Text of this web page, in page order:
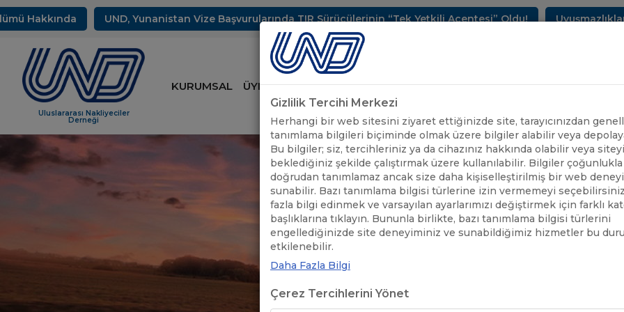
UND, Yunanistan Vize Başvurularında TIR Sürücülerinin “Tek Yetkili Acentesi” Oldu! Uyuşmazlıkların
Uluslararası Nakliyeciler
Derneği
KURUMSAL ÜYELİK HİZMETLERİMİZ SEKTÖREL BİLGİLER UND YAYINLARI
Gizlilik Tercihi Merkezi
Herhangi bir web sitesini ziyaret ettiğinizde site, tarayıcınızdan
tanımlama bilgileri biçiminde olmak üzere bilgiler alabilir veya
Bu bilgiler; siz, tercihleriniz ya da cihazınız hakkında olabilir veya siteyi
beklediğiniz şekilde çalıştırmak üzere kullanılabilir. Bilgiler
doğrudan tanımlamaz ancak size daha kişiselleştirilmiş bir web
sunabilir. Bazı tanımlama bilgisi türlerine izin vermemeyi
fazla bilgi edinmek ve varsayılan ayarlarımızı değiştirmek için farklı
başlıklarına tıklayın. Bununla birlikte, bazı tanımlama bilgisi türlerini
engellediğinizde site deneyiminiz ve sunabildiğimiz hizmetler bu
etkilenebilir.
Daha Fazla Bilgi
Çerez Tercihlerini Yönet